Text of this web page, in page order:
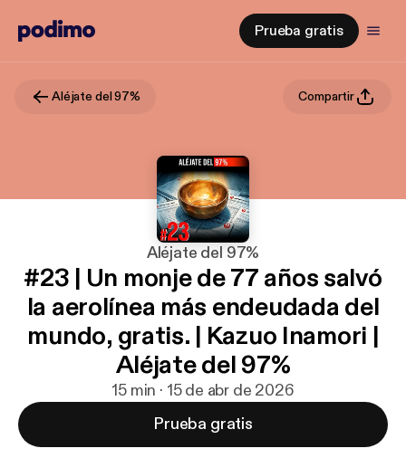
Prueba gratis
Aléjate del 97% Compartir
Aléjate del 97%
#23 | Un monje de 77 años salvó
la aerolínea más endeudada del
mundo, gratis. | Kazuo Inamori |
Aléjate del 97%
15 min · 15 de abr de 2026
Prueba gratis